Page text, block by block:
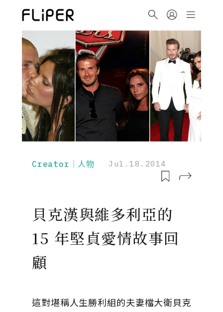
Creator｜人物 Jul.18.2014
貝克漢與維多利亞的
15 年堅貞愛情故事回
顧
這對堪稱人生勝利組的夫妻檔大衛貝克